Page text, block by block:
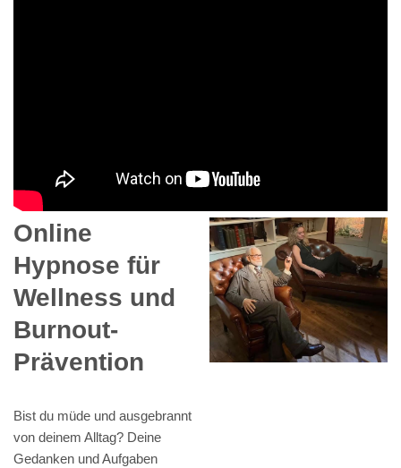
Online
Hypnose für
Wellness und
Burnout-
Prävention
Bist du müde und ausgebrannt
von deinem Alltag? Deine
Gedanken und Aufgaben